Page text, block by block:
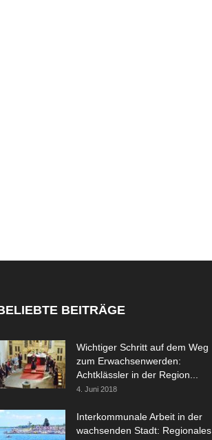
BEITRÄGE
Wichtiger Schritt auf dem Weg
zum Erwachsenwerden:
Achtklässler in der Region...
4. Juni 2018
Interkommunale Arbeit in der
wachsenden Stadt: Regionales